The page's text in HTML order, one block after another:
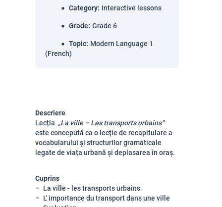
Category: Interactive lessons
Grade: Grade 6
Topic: Modern Language 1
(French)
Descriere
Lecția „La ville – Les transports urbains”
este concepută ca o lecție de recapitulare a
vocabularului și structurilor gramaticale
legate de viața urbană și deplasarea în oraș.
Cuprins
La ville - les transports urbains
L' importance du transport dans une ville